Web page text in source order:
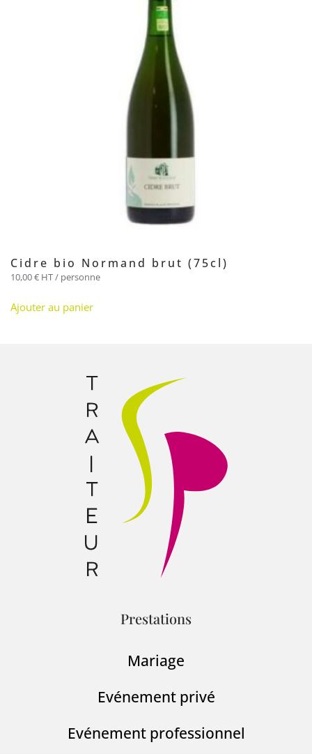
Cidre bio Normand brut (75cl)
10,00€ HT / personne
Ajouter au panier
Prestations
Mariage
Evénement privé
Evénement professionnel